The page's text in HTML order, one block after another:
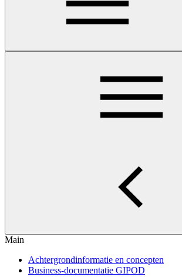
Main
Achtergrondinformatie en concepten
Business-documentatie GIPOD